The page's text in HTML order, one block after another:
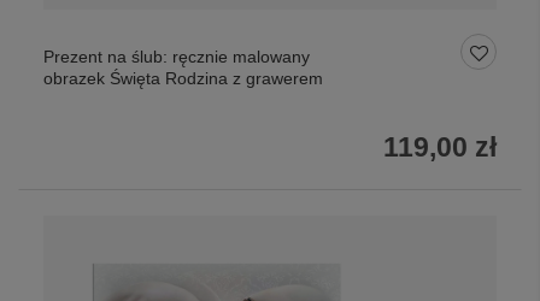
Prezent na ślub: ręcznie malowany
obrazek Święta Rodzina z grawerem
119,00 zł